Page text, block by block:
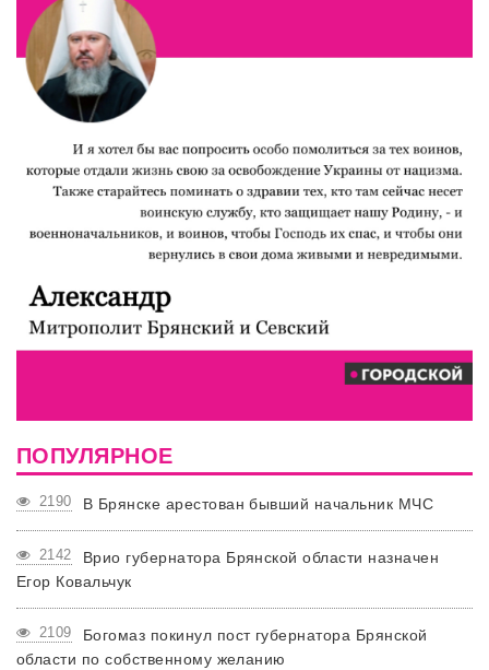
ПОПУЛЯРНОЕ
2190 В Брянске арестован бывший начальник МЧС
2142
Врио губернатора Брянской области назначен
Егор Ковальчук
2109
Богомаз покинул пост губернатора Брянской
области по собственному желанию